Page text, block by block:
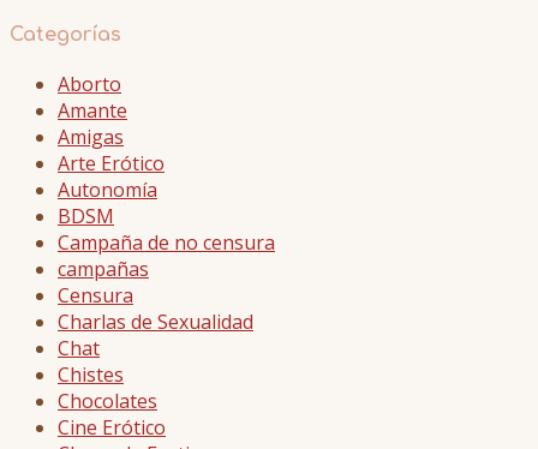
Categorías
Aborto
Amante
Amigas
Arte Erótico
Autonomía
BDSM
Campaña de no censura
campañas
Censura
Charlas de Sexualidad
Chat
Chistes
Chocolates
Cine Erótico